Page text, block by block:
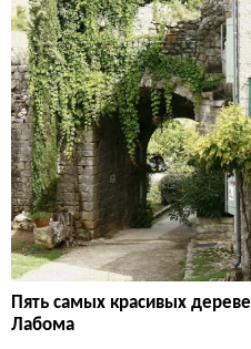
Пять самых красивых
Лабома